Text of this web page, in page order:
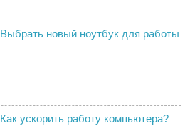
Выбрать новый ноутбук для работы
Как ускорить работу компьютера?